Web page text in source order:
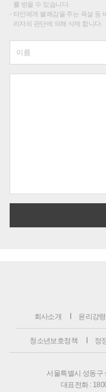
를 받을 수 있습니다.
타인에게 불쾌감을 주는 욕설 등
리자의 판단에 의해 삭제 합니다.
회사소개 윤리강령
청소년보호정책 정
서울특별시 성동구
대표전화 :